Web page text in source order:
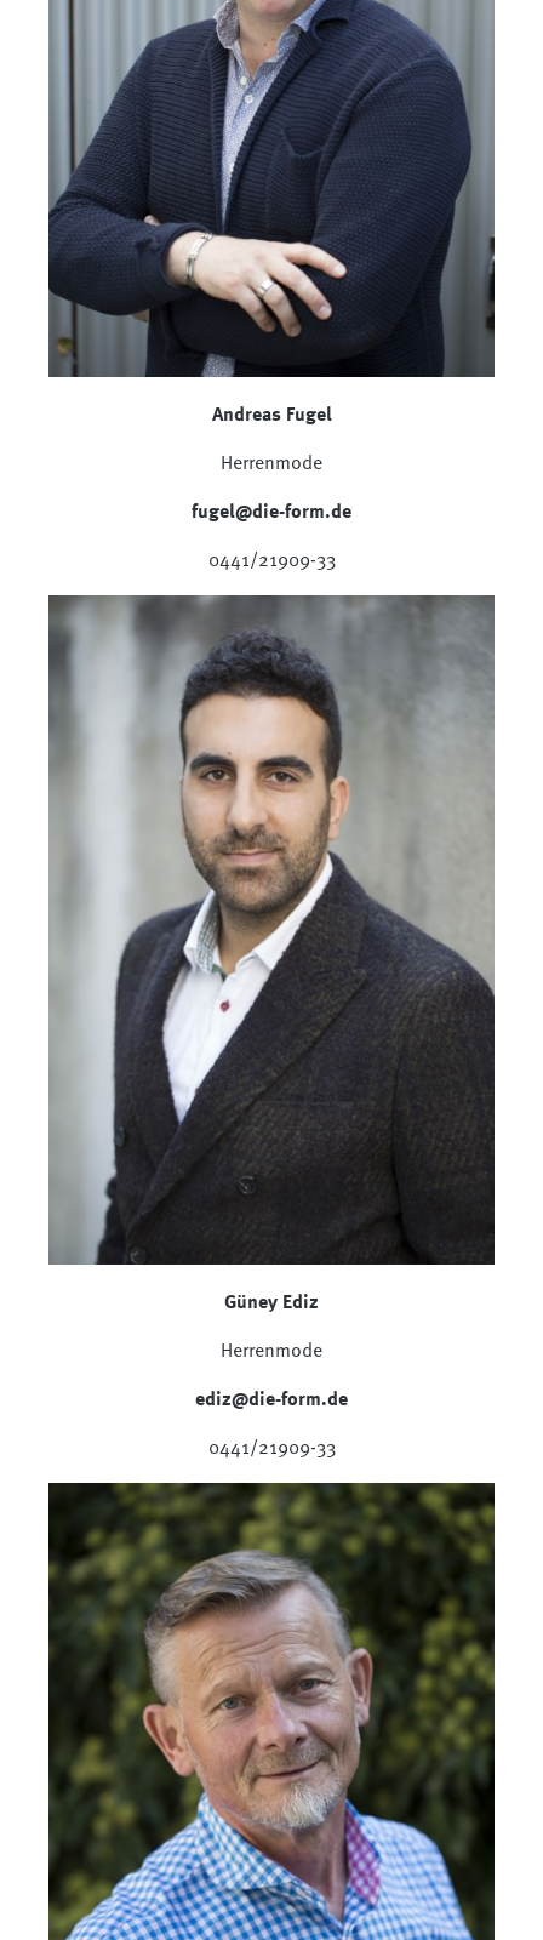
Andreas Fugel
Herrenmode
fugel@die-form.de
0441/21909-33
Güney Ediz
Herrenmode
ediz@die-form.de
0441/21909-33